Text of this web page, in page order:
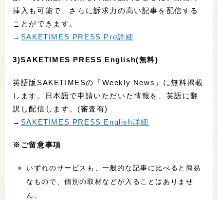
挿入も可能で、さらに訴求力の高い記事を配信する
ことができます。
→ SAKETIMES PRESS Pro詳細
3)SAKETIMES PRESS English(無料)
英語版SAKETIMESの「Weekly News」に無料掲載
します。日本語で申請いただいた情報を、英語に翻
訳し配信します。(審査有)
→ SAKETIMES PRESS English詳細
※ご留意事項
いずれのサービスも、一般的な記事に比べると簡易
なもので、個別の取材などが入ることはありませ
ん。